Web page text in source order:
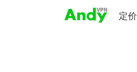
定价